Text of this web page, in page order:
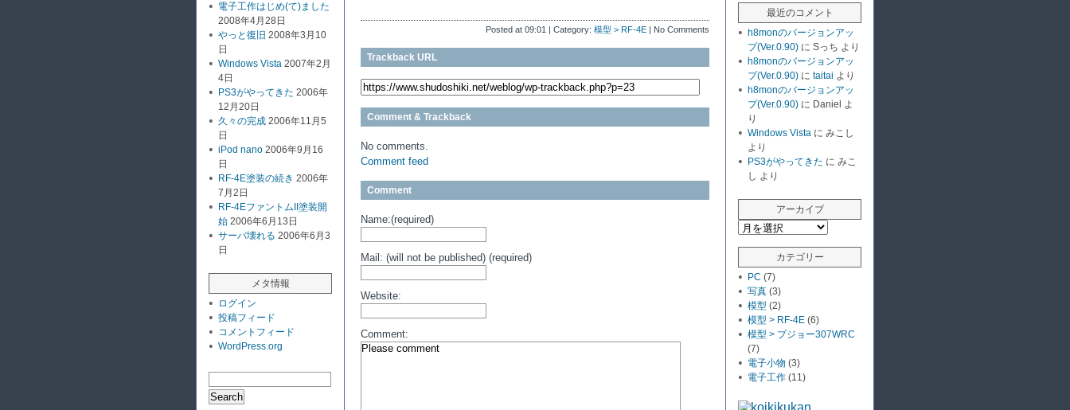
Posted at 09:01 | Category: 模型 > RF-4E | No Comments
Trackback URL
Comment & Trackback
No comments.
Comment feed
Comment
Name:(required)
Mail: (will not be published) (required)
Website:
Comment:
電子工作はじめ(て)ました
2008年4月28日
やっと復旧 2008年3月10
日
Windows Vista 2007年2月
4日
PS3がやってきた 2006年
12月20日
久々の完成 2006年11月5
日
iPod nano 2006年9月16
日
RF-4E塗装の続き 2006年
7月2日
RF-4EファントムII塗装開
始 2006年6月13日
サーバ壊れる 2006年6月3
日
メタ情報
ログイン
投稿フィード
コメントフィード
WordPress.org
最近のコメント
h8monのバージョンアッ
プ(Ver.0.90) に Sっち より
h8monのバージョンアッ
プ(Ver.0.90) に taitai より
h8monのバージョンアッ
プ(Ver.0.90) に Daniel よ
り
Windows Vista に みこし
より
PS3がやってきた に みこ
し より
アーカイブ
ア
イ
ブ
カテゴリー
PC (7)
写真 (3)
模型 (2)
模型 > RF-4E (6)
模型 > プジョー307WRC
(7)
電子小物 (3)
電子工作 (11)